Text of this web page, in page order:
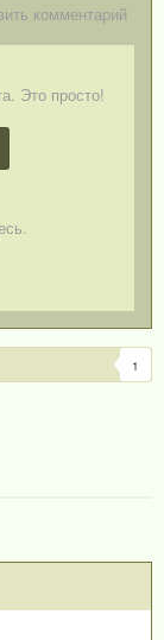
комментарий
Это просто!
1